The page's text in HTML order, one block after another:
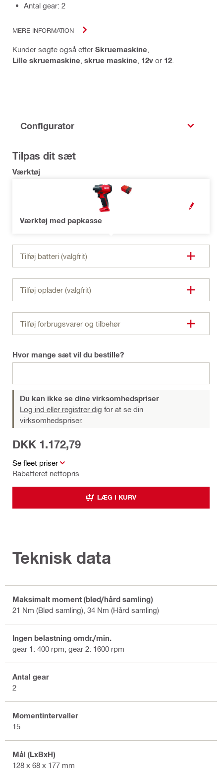
Antal gear: 2
MERE INFORMATION
Kunder søgte også efter Skruemaskine
Lille skruemaskine skrue maskine 12v or 12
Configurator
Tilpas dit sæt
Værktøj
Værktøj med papkasse
OPEN MODAL
Tilføj batteri (valgfrit)
Tilføj oplader (valgfrit)
Tilføj forbrugsvarer og tilbehør
Hvor mange sæt vil du bestille?
Du kan ikke se dine virksomhedspriser
Log ind eller registrer dig for at se din
virksomhedspriser.
Se fleet priser
Rabatteret nettopris
DKK 1.172,79
LÆG I KURV
Teknisk data
Maksimalt moment (blød/hård samling)
21 Nm (Blød samling), 34 Nm (Hård samling)
Ingen belastning omdr./min.
gear 1: 400 rpm; gear 2: 1600 rpm
Antal gear
2
Momentintervaller
15
Mål (LxBxH)
128 x 68 x 177 mm